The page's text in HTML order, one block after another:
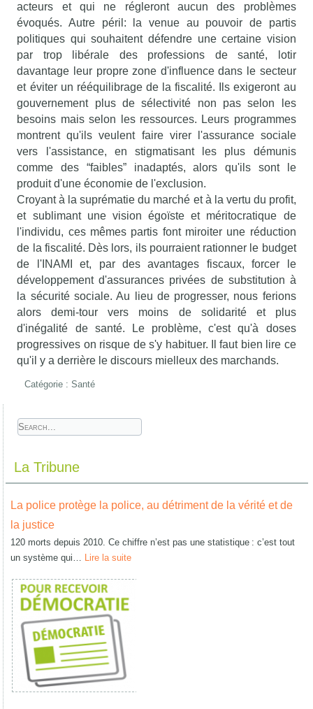
acteurs et qui ne régleront aucun des problèmes
évoqués. Autre péril: la venue au pouvoir de partis
politiques qui souhaitent défendre une certaine vision
par trop libérale des professions de santé, lotir
davantage leur propre zone d'influence dans le secteur
et éviter un rééquilibrage de la fiscalité. Ils exigeront au
gouvernement plus de sélectivité non pas selon les
besoins mais selon les ressources. Leurs programmes
montrent qu'ils veulent faire virer l'assurance sociale
vers l'assistance, en stigmatisant les plus démunis
comme des “faibles” inadaptés, alors qu'ils sont le
produit d'une économie de l'exclusion.
Croyant à la suprématie du marché et à la vertu du profit,
et sublimant une vision égoïste et méritocratique de
l'individu, ces mêmes partis font miroiter une réduction
de la fiscalité. Dès lors, ils pourraient rationner le budget
de l'INAMI et, par des avantages fiscaux, forcer le
développement d'assurances privées de substitution à
la sécurité sociale. Au lieu de progresser, nous ferions
alors demi-tour vers moins de solidarité et plus
d'inégalité de santé. Le problème, c'est qu'à doses
progressives on risque de s'y habituer. Il faut bien lire ce
qu'il y a derrière le discours mielleux des marchands.
Catégorie :Santé
La Tribune
La police protège la police, au détriment de la vérité et de
la justice
120 morts depuis 2010. Ce chiffre n’est pas une statistique : c’est tout
un système qui… Lire la suite